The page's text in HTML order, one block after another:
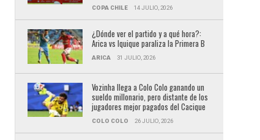
COPA CHILE 14 JULIO, 2026
¿Dónde ver el partido y a qué hora?:
Arica vs Iquique paraliza la Primera B
ARICA 31 JULIO, 2026
Vozinha llega a Colo Colo ganando un
sueldo millonario, pero distante de los
jugadores mejor pagados del Cacique
COLO COLO 26 JULIO, 2026